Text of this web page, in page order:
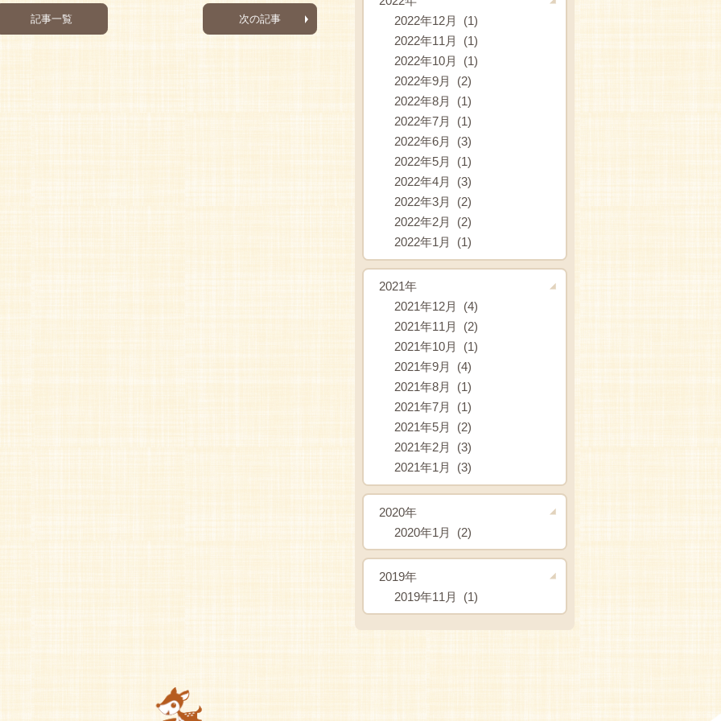
記事一覧 次の記事
2022年12月 (1)
2022年11月 (1)
2022年10月 (1)
2022年9月 (2)
2022年8月 (1)
2022年7月 (1)
2022年6月 (3)
2022年5月 (1)
2022年4月 (3)
2022年3月 (2)
2022年2月 (2)
2022年1月 (1)
2021年
2021年12月 (4)
2021年11月 (2)
2021年10月 (1)
2021年9月 (4)
2021年8月 (1)
2021年7月 (1)
2021年5月 (2)
2021年2月 (3)
2021年1月 (3)
2020年
2020年1月 (2)
2019年
2019年11月 (1)